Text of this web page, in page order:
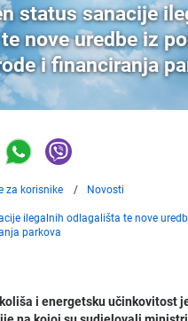
status sanacije
nove uredbe iz
i financiranja
za korisnike Novosti
ilegalnih odlagališta te nove
parkova
i energetsku učinkovitost